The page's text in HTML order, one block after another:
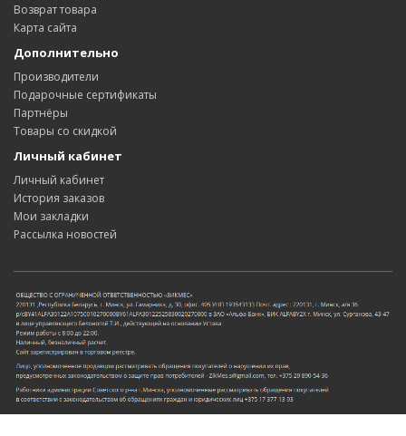
Возврат товара
Карта сайта
Дополнительно
Производители
Подарочные сертификаты
Партнёры
Товары со скидкой
Личный кабинет
Личный кабинет
История заказов
Мои закладки
Рассылка новостей